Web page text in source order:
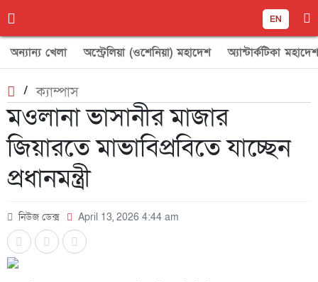
EN
অন্যান্য খেলা অস্ট্রেলিয়া (ওশেনিয়া) মহাদেশ অ্যান্টার্কটিকা মহাদেশ
/ক্যাম্পাস
মওলানা ভাসানীর মাজার
জিয়ারতে মাভাবিপ্রবিতে যাচ্ছেন
প্রধানমন্ত্রী
নিউজ ডেক্স April 13, 2026 4:44 am